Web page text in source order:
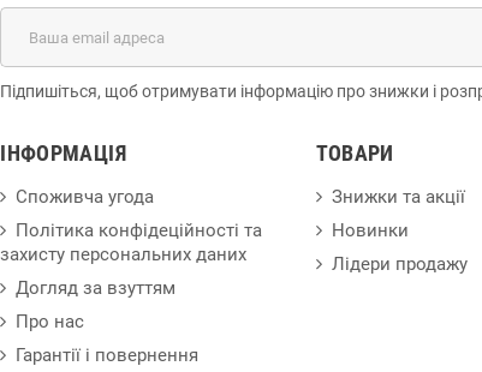
Підпишіться, щоб отримувати інформацію про знижки і
ІНФОРМАЦІЯ
Споживча угода
Політика конфідеційності та
захисту персональних даних
Догляд за взуттям
Про нас
Гарантії і повернення
ТОВАРИ
Знижки та акції
Новинки
Лідери продажу